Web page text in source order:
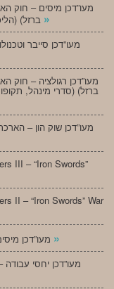
מעו”דכן מיסים – חוק
»
מעו”דכן סייבר
מעו”דכן רגולציה – חוק
ברזל) (סדרי מינהל, תקופות
מעו”דכן שוק הון –
III – “Iron Swords”
II – “Iron Swords” War
»
מעו”דכן יחסי